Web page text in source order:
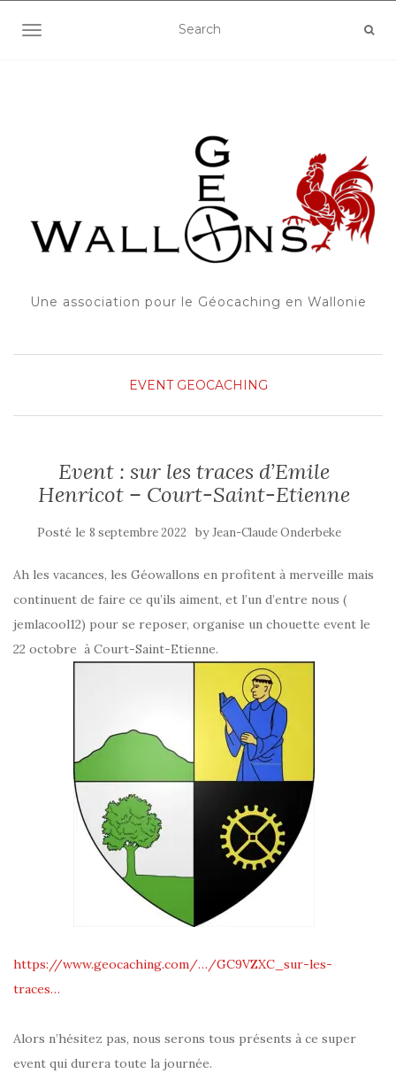
OUVRIR/FERMER LA NAVIGATION
Une association pour le Géocaching en Wallonie
EVENT GEOCACHING
Event : sur les traces d’Emile
Henricot – Court-Saint-Etienne
Posté le 8 septembre 2022 byJean-Claude Onderbeke
Ah les vacances, les Géowallons en profitent à merveille mais
continuent de faire ce qu’ils aiment, et l’un d’entre nous (
jemlacool12) pour se reposer, organise un chouette event le
22 octobre à Court-Saint-Etienne.
https://www.geocaching.com/…/GC9VZXC_sur-les-
traces…
Alors n’hésitez pas, nous serons tous présents à ce super
event qui durera toute la journée.